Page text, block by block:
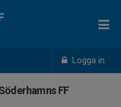
Logga in
FF